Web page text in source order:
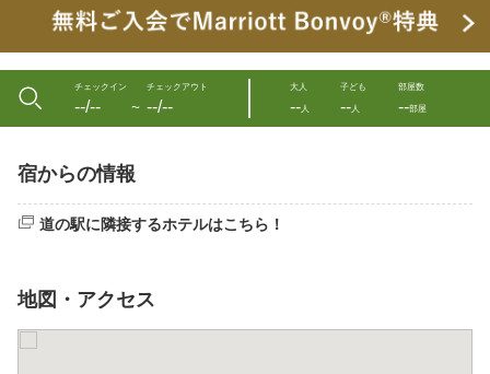
チェックイン
--/-- 〜
チェックアウト
--/--
大人
--人
子ども
--人
部屋数
--部屋
宿からの情報
道の駅に隣接するホテルはこちら！
地図・アクセス